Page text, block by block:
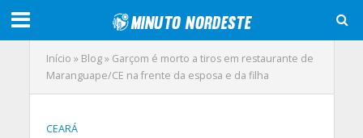
Início » Blog» Garçom é morto a tiros em restaurante de
Maranguape/CE na frente da esposa e da filha
CEARÁ